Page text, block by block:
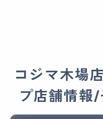
コジマ木場
プ店舗情報